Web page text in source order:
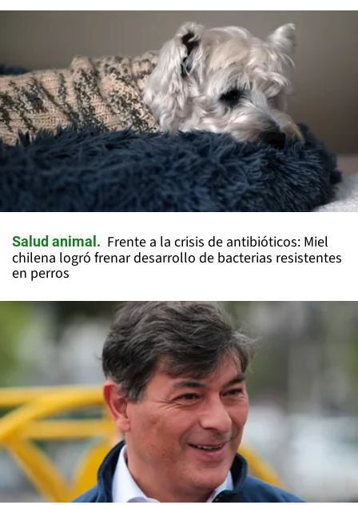
Salud animal
Frente a la crisis de antibióticos: Miel
chilena logró frenar desarrollo de bacterias resistentes
en perros